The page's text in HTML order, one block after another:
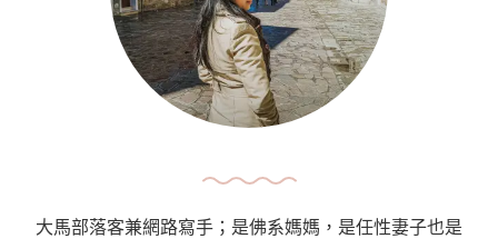
Fan,
Section
大馬部落客兼網路寫手；是佛系媽媽，是任性妻子也是